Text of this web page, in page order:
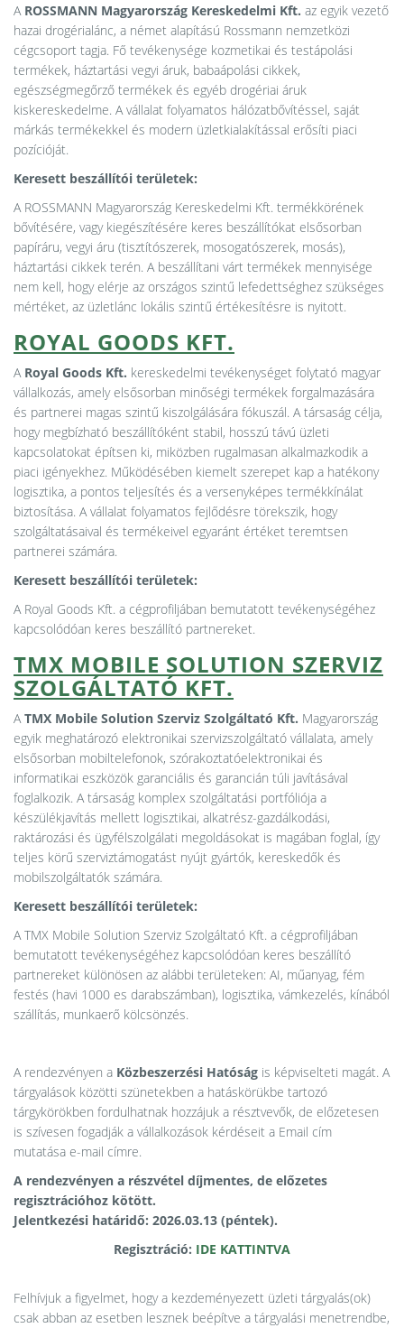
A ROSSMANN Magyarország Kereskedelmi Kft. az egyik vezető
hazai drogérialánc, a német alapítású Rossmann nemzetközi
cégcsoport tagja. Fő tevékenysége kozmetikai és testápolási
termékek, háztartási vegyi áruk, babaápolási cikkek,
egészségmegőrző termékek és egyéb drogériai áruk
kiskereskedelme. A vállalat folyamatos hálózatbővítéssel, saját
márkás termékekkel és modern üzletkialakítással erősíti piaci
pozícióját.
Keresett beszállítói területek:
A ROSSMANN Magyarország Kereskedelmi Kft. termékkörének
bővítésére, vagy kiegészítésére keres beszállítókat elsősorban
papíráru, vegyi áru (tisztítószerek, mosogatószerek, mosás),
háztartási cikkek terén. A beszállítani várt termékek mennyisége
nem kell, hogy elérje az országos szintű lefedettséghez szükséges
mértéket, az üzletlánc lokális szintű értékesítésre is nyitott.
ROYAL GOODS KFT.
A Royal Goods Kft. kereskedelmi tevékenységet folytató magyar
vállalkozás, amely elsősorban minőségi termékek forgalmazására
és partnerei magas szintű kiszolgálására fókuszál. A társaság célja,
hogy megbízható beszállítóként stabil, hosszú távú üzleti
kapcsolatokat építsen ki, miközben rugalmasan alkalmazkodik a
piaci igényekhez. Működésében kiemelt szerepet kap a hatékony
logisztika, a pontos teljesítés és a versenyképes termékkínálat
biztosítása. A vállalat folyamatos fejlődésre törekszik, hogy
szolgáltatásaival és termékeivel egyaránt értéket teremtsen
partnerei számára.
Keresett beszállítói területek:
A Royal Goods Kft. a cégprofiljában bemutatott tevékenységéhez
kapcsolódóan keres beszállító partnereket.
TMX MOBILE SOLUTION SZERVIZ
SZOLGÁLTATÓ KFT.
ATMX Mobile Solution Szerviz Szolgáltató Kft. Magyarország
egyik meghatározó elektronikai szervizszolgáltató vállalata, amely
elsősorban mobiltelefonok, szórakoztatóelektronikai és
informatikai eszközök garanciális és garancián túli javításával
foglalkozik. A társaság komplex szolgáltatási portfóliója a
készülékjavítás mellett logisztikai, alkatrész-gazdálkodási,
raktározási és ügyfélszolgálati megoldásokat is magában foglal, így
teljes körű szerviztámogatást nyújt gyártók, kereskedők és
mobilszolgáltatók számára.
Keresett beszállítói területek:
A TMX Mobile Solution Szerviz Szolgáltató Kft. a cégprofiljában
bemutatott tevékenységéhez kapcsolódóan keres beszállító
partnereket különösen az alábbi területeken: AI, műanyag, fém
festés (havi 1000 es darabszámban), logisztika, vámkezelés, kínából
szállítás, munkaerő kölcsönzés.
A rendezvényen a Közbeszerzési Hatóság is képviselteti magát. A
tárgyalások közötti szünetekben a hatáskörükbe tartozó
tárgykörökben fordulhatnak hozzájuk a résztvevők, de előzetesen
is szívesen fogadják a vállalkozások kérdéseit a Email cím
mutatása e-mail címre.
A rendezvényen a részvétel díjmentes, de előzetes
regisztrációhoz kötött.
Jelentkezési határidő: 2026.03.13 (péntek).
Regisztráció: IDE KATTINTVA
Felhívjuk a figyelmet, hogy a kezdeményezett üzleti tárgyalás(ok)
csak abban az esetben lesznek beépítve a tárgyalási menetrendbe,